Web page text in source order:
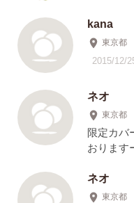
kana
東京都
2015/12/
ネオ
東京都
限定カバ
おります
ネオ
東京都